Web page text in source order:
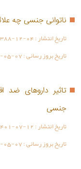
ناتوانی جنسی چه
تاریخ انتشار :12-04
تاریخ بروز رسانی :05-07
تاثیر داروهای ضد
جنسی
تاریخ انتشار :07-12
تاریخ بروز رسانی :05-07